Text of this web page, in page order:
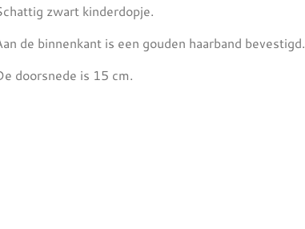
zwart kinderdopje.
de binnenkant is een gouden haarband bevestigd.
doorsnede is 15 cm.